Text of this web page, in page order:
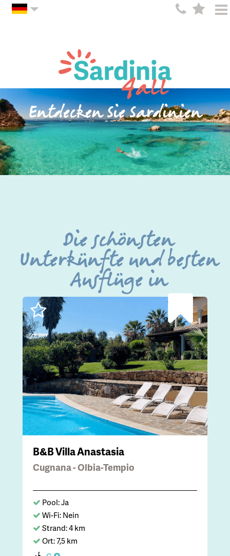
Entdecken Sie Sardinien
Die schönsten
Unterkünfte und besten
Ausflüge in
B&B Villa Anastasia
Cugnana - Olbia-Tempio
Pool: Ja
Wi-Fi: Nein
Strand: 4 km
Ort: 7,5 km